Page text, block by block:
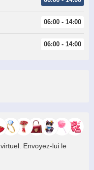
06:00 - 14:00
06:00 - 14:00
Envoyez-lui le